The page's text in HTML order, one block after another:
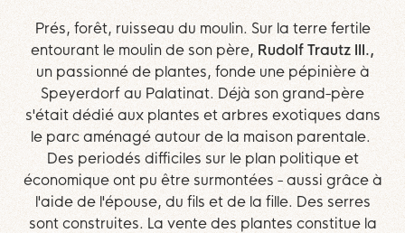
Prés, forêt, ruisseau du moulin. Sur la terre fertile
entourant le moulin de son père, Rudolf Trautz III.,
un passionné de plantes, fonde une pépinière à
Speyerdorf au Palatinat. Déjà son grand-père
s'était dédié aux plantes et arbres exotiques dans
le parc aménagé autour de la maison parentale.
Des periodés difficiles sur le plan politique et
économique ont pu être surmontées - aussi grâce à
l'aide de l'épouse, du fils et de la fille. Des serres
sont construites. La vente des plantes constitue la